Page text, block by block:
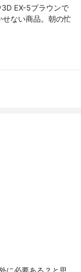
EX-5ブラウンで
せない商品。朝の忙